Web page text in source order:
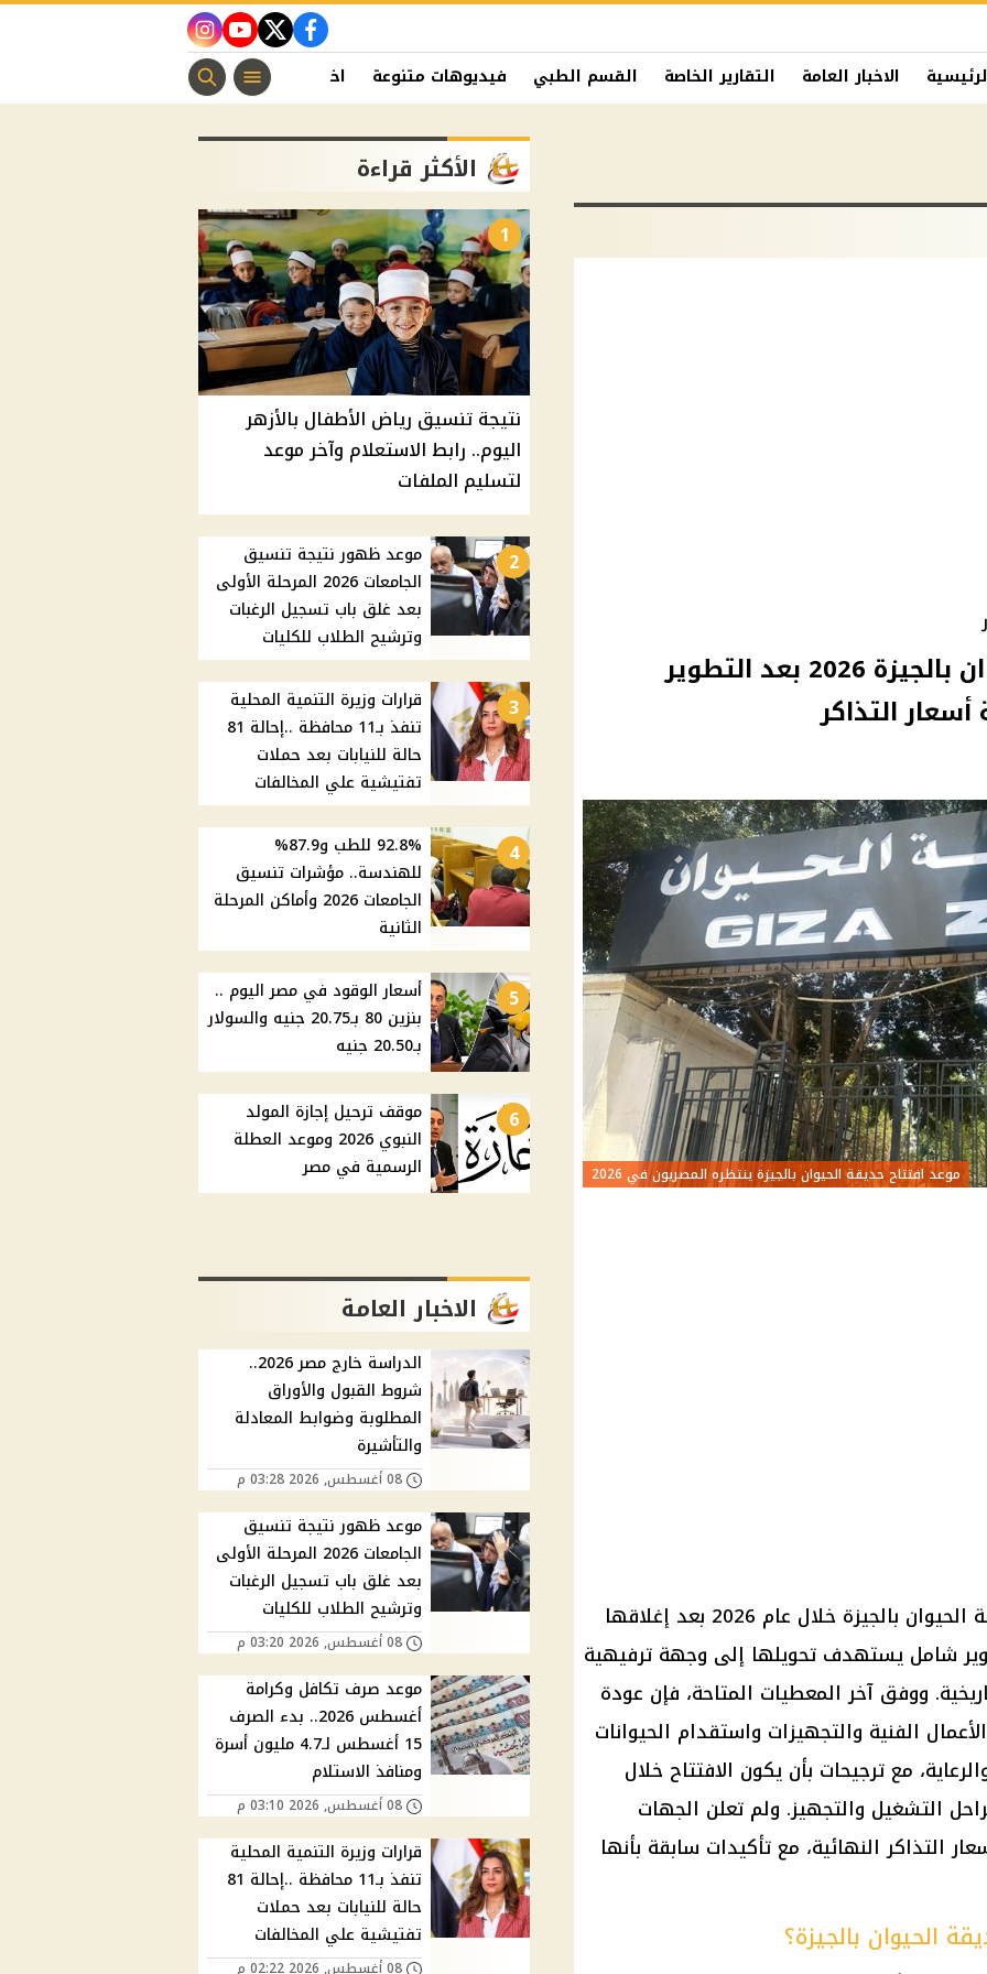
facebook
twitter
youtube
instagram
الاخبار العامة التقارير الخاصة القسم الطبي فيديوهات متنوعة اخبار الفن منوعات مسيحية
موعد افتتاح حديقة الحيوان بالجيزة 2026 بعد التطوير
التذاكر
موعد افتتاح حديقة الحيوان بالجيزة ينتظره المصريون في 2026
ينتظر المصريون موعد افتتاح حديقة الحيوان بالجيزة خلال عام 2026 بعد إغلاقها
مشروع تطوير شامل يستهدف تحويلها إلى وجهة ترفيهية
ووفق آخر المعطيات المتاحة، فإن عودة
الفنية والتجهيزات واستقدام الحيوانات
مع ترجيحات بأن يكون الافتتاح خلال
إذا اكتملت مراحل التشغيل والتجهيز. ولم تعلن الجهات
التذاكر النهائية، مع تأكيدات سابقة بأنها
الحيوان بالجيزة؟
الأكثر قراءة
1
نتيجة تنسيق رياض الأطفال بالأزهر
اليوم.. رابط الاستعلام وآخر موعد
لتسليم الملفات
2
موعد ظهور نتيجة تنسيق
الجامعات 2026 المرحلة الأولى
بعد غلق باب تسجيل الرغبات
وترشيح الطلاب للكليات
3
قرارات وزيرة التنمية المحلية
تنفذ بـ11 محافظة ..إحالة 81
حالة للنيابات بعد حملات
تفتيشية علي المخالفات
4
92.8% للطب و87.9%
للهندسة.. مؤشرات تنسيق
الجامعات 2026 وأماكن المرحلة
الثانية
5
أسعار الوقود في مصر اليوم ..
بنزين 80 بـ20.75 جنيه والسولار
بـ20.50 جنيه
6
موقف ترحيل إجازة المولد
النبوي 2026 وموعد العطلة
الرسمية في مصر
الاخبار العامة
الدراسة خارج مصر 2026..
شروط القبول والأوراق
المطلوبة وضوابط المعادلة
والتأشيرة
08 أغسطس, 2026 03:28 م
موعد ظهور نتيجة تنسيق
الجامعات 2026 المرحلة الأولى
بعد غلق باب تسجيل الرغبات
وترشيح الطلاب للكليات
08 أغسطس, 2026 03:20 م
موعد صرف تكافل وكرامة
أغسطس 2026.. بدء الصرف
15 أغسطس لـ4.7 مليون أسرة
ومنافذ الاستلام
08 أغسطس, 2026 03:10 م
قرارات وزيرة التنمية المحلية
تنفذ بـ11 محافظة ..إحالة 81
حالة للنيابات بعد حملات
تفتيشية علي المخالفات
08 أغسطس, 2026 02:22 م